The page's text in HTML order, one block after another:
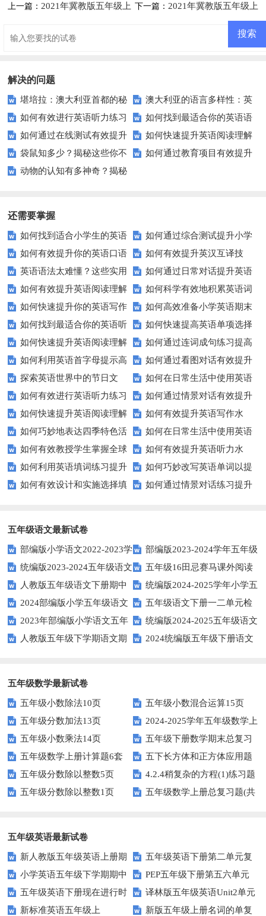
上一篇： 2021年冀教版五年级上 下一篇： 2021年冀教版五年级上
解决的问题
堪培拉：澳大利亚首都的秘
密你知道多少？
澳大利亚的语言多样性：英
语之外还有什么？
如何有效进行英语听力练习
以快速提升？
如何找到最适合你的英语语
法练习资源？
如何通过在线测试有效提升
你的英语拼写技能？
如何快速提升英语阅读理解
能力？这些技巧你必须知道！
袋鼠知多少？揭秘这些你不
知道的秘密
如何通过教育项目有效提升
动物的认知有多神奇？揭秘
还需要掌握
如何找到适合小学生的英语
听力练习资源？
如何通过综合测试提升小学
生英语听说读写技能？
如何有效提升你的英语口语
表达能力？这5个技巧让你说一
口流利英语！
如何有效提升英汉互译技
巧？这些方法让你翻译更精准！
英语语法太难懂？这些实用
技巧让你轻松掌握！
如何通过日常对话提升英语
口语能力？试试这5个方法！
如何有效提升英语阅读理解
能力？这些技巧让你事半功倍！
如何科学有效地积累英语词
汇？
如何快速提升你的英语写作
技巧？这些建议助你一臂之力
如何高效准备小学英语期末
评估？这些技巧助你轻松过关！
如何找到最适合你的英语听
力测试？
如何快速提高英语单项选择
题的得分？
如何快速提升英语阅读理解
能力？这些技巧你必须知道！
如何通过连词成句练习提高
英语水平？
如何利用英语首字母提示高
效完成填空题？
如何通过看图对话有效提升
英语口语水平？
探索英语世界中的节日文
化：您知道这些传统吗？
如何在日常生活中使用英语
进行有效沟通？——实用英语口
语技巧
如何有效进行英语听力练习
以快速提升？
如何通过情景对话有效提升
英语口语水平？
如何快速提升英语阅读理解
能力？这些技巧你必须知道！
如何有效提升英语写作水
平？这里有五个实用建议！
如何巧妙地表达四季特色活
动？这些建议让您的活动更加丰
富多彩！
如何在日常生活中使用英语
进行有效问答？——实用技巧分
享
如何有效教授学生掌握全球
通用的日期表达？
如何有效提升英语听力水
平？这些测试技巧要知道！
如何利用英语填词练习提升
词汇量？这里有5个高效方法值
如何巧妙改写英语单词以提
升文章魅力？
如何有效设计和实施选择填
如何通过情景对话练习提升
五年级语文最新试卷
部编版小学语文2022-2023学
年上期五年级期末试题
部编版2023-2024学年五年级
语文下学期期末考前质量冲刺卷
统编版2023-2024五年级语文
下册期中阶段调研卷
五年级16田忌赛马课外阅读
练习题及答案
人教版五年级语文下册期中
试题及参考答案
统编版2024-2025学年小学五
年级语文上册期中试卷
2024部编版小学五年级语文
下学期期末测试卷
五年级语文下册一二单元检
测题
2023年部编版小学语文五年
级下册期末模拟题
统编版2024-2025五年级语文
第一学期期末测试卷
人教版五年级下学期语文期
2024统编版五年级下册语文
五年级数学最新试卷
五年级小数除法10页
五年级小数混合运算15页
五年级分数加法13页
2024-2025学年五年级数学上
册期末素养测评卷（考试版A4
人教版）
五年级小数乘法14页
五年级下册数学期末总复习
题——选择题专项练习
五年级数学上册计算题6套
五下长方体和正方体应用题
专项训练
五年级分数除以整数5页
4.2.4稍复杂的方程(1)练习题
及答案
五年级分数除以整数1页
五年级数学上册总复习题(共
五年级英语最新试卷
新人教版五年级英语上册期
中词汇复习Unit1-Unit3
五年级英语下册第二单元复
习卷
小学英语五年级下学期期中
书写及单词识记测试卷
PEP五年级下册第五六单元
练习题
五年级英语下册现在进行时
练习题
译林版五年级英语Unit2单元
测试卷
新标准英语五年级上 新版五年级上册名词的单复